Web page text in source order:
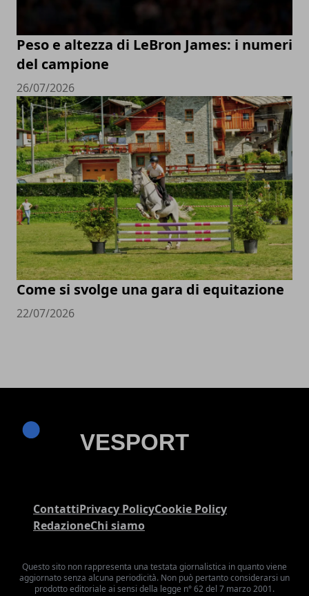
Peso e altezza di LeBron James: i numeri
del campione
26/07/2026
Come si svolge una gara di equitazione
22/07/2026
ContattiPrivacy PolicyCookie Policy
RedazioneChi siamo
Questo sito non rappresenta una testata giornalistica in quanto viene
aggiornato senza alcuna periodicità. Non può pertanto considerarsi un
prodotto editoriale ai sensi della legge n° 62 del 7 marzo 2001.